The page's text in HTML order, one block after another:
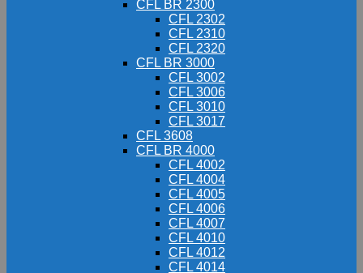
CFL BR 2300
CFL 2302
CFL 2310
CFL 2320
CFL BR 3000
CFL 3002
CFL 3006
CFL 3010
CFL 3017
CFL 3608
CFL BR 4000
CFL 4002
CFL 4004
CFL 4005
CFL 4006
CFL 4007
CFL 4010
CFL 4012
CFL 4014